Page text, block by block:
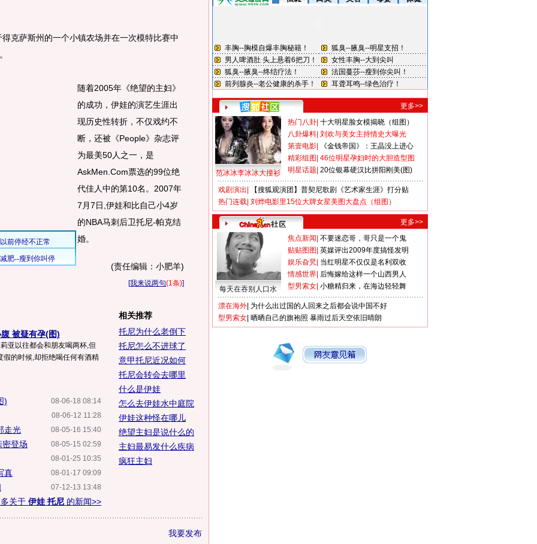
萨斯州的一个小镇农场并在一次模特比赛中
随着2005年《绝望的主妇》
的成功，伊娃的演艺生涯出
现历史性转折，不仅戏约不
断，还被《People》杂志评
为最美50人之一，是
AskMen.Com票选的99位绝
代佳人中的第10名。2007年
7月7日,伊娃和比自己小4岁
的NBA马刺后卫托尼-帕克结
婚。
(责任编辑：小肥羊)
[我来说两句(1条)]
被疑有孕(图)
亚以往都会和朋友喝两杯,但
假的时候,却拒绝喝任何有酒精
08-06-18 08:14
)
08-06-12 11:28
08-05-16 15:40
走光
08-05-15 02:59
登场
08-01-25 10:35
08-01-17 09:09
真
07-12-13 13:48
关于 伊娃 托尼 的新闻>>
相关推荐
托尼为什么老倒下
托尼怎么不进球了
意甲托尼近况如何
托尼会转会去哪里
什么是伊娃
怎么去伊娃水中庭院
伊娃这种怪在哪儿
绝望主妇是说什么的
主妇最易发什么疾病
疯狂主妇
我要发布
更多>>
范冰冰李冰冰大撞衫
热门八卦 十大明星脸女模揭晓（组图）
八卦爆料 刘欢与美女主持情史大曝光
第壹电影
《金钱帝国》：王晶没上进心
精彩组图 46位明星孕妇时的大胆造型图
明星话题 20位银幕硬汉比拼阳刚美(图)
戏剧演出
【搜狐观演团】普契尼歌剧《艺术家生涯》打分贴
热门连载 刘烨电影里15位大牌女星美图大盘点（组图）
更多>>
每天在吞别人口水
焦点新闻 不要迷恋哥，哥只是一个鬼
贴贴图图 英媒评出2009年度搞怪发明
娱乐旮旯 当红明星不仅仅是名利双收
情感世界 后悔嫁给这样一个山西男人
型男索女 小糖精归来，在海边轻轻舞
漂在海外 为什么出过国的人回来之后都会说中国不好
型男索女 晒晒自己的旗袍照 暴雨过后天空依旧晴朗